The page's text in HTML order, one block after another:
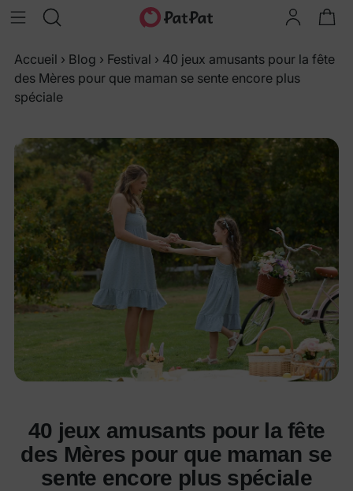
Accueil › Blog › Festival › 40 jeux amusants pour la fête
des Mères pour que maman se sente encore plus
spéciale
40 jeux amusants pour la fête
des Mères pour que maman se
sente encore plus spéciale